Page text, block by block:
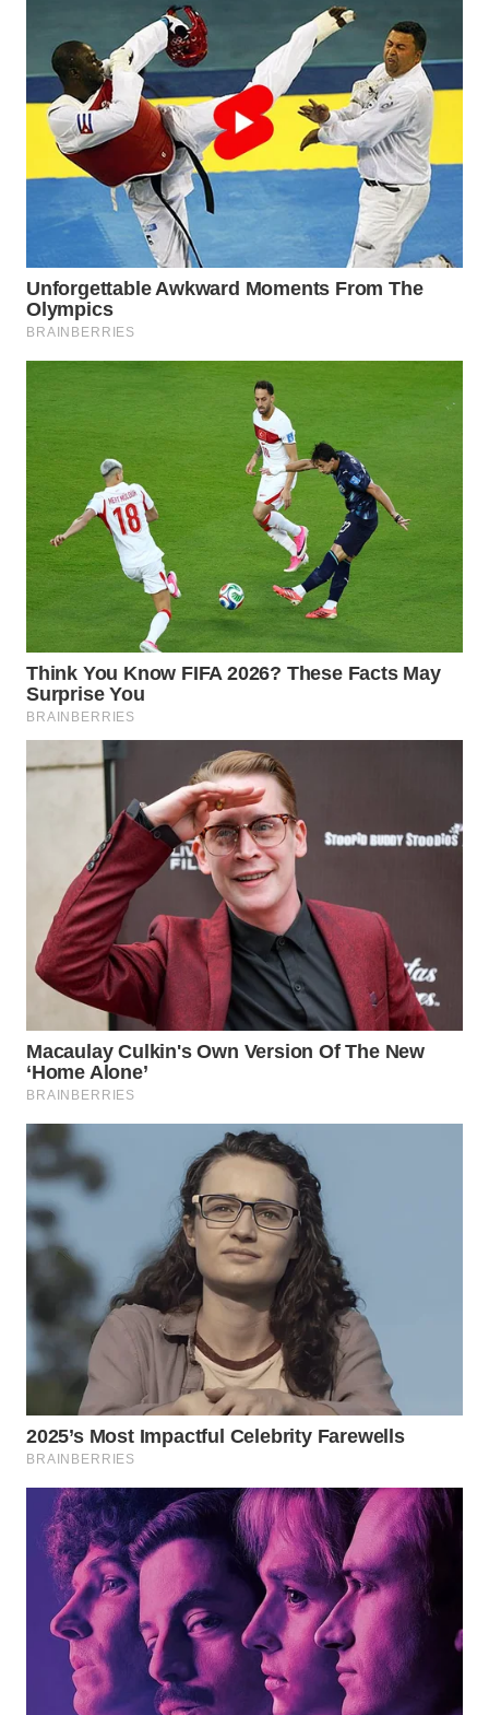
INDRAMAYU
WN
KUNINGAN
WN
MAJALENGKA
SUBANG
WN
SUKABUMI
WN
PURWAKARTA
WN
PRIANGAN
TIMUR
WN
SEMARANG
WN
SOLO
WN
BOROBUDUR
MADURA
WN
SURABAYA
NATUNA
WN
WN
MANDALIKA
WN
LIKUPANG
WN
LABUANBAJO
WN
BORNEO
Wahana
Group
WAHANA
NEWS
WAHANA
TANI